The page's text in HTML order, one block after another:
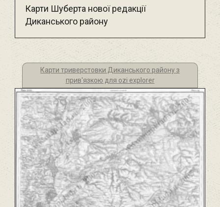
Карти Шуберта нової редакції
Диканського району
Карти триверстовки Диканського району з
прив'язкою для ozi explorer